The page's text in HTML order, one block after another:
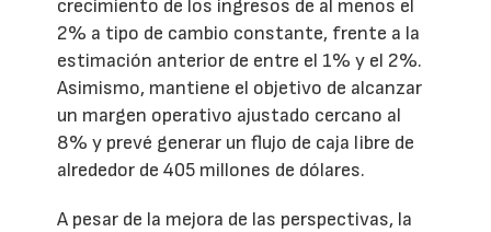
crecimiento de los ingresos de al menos el
2% a tipo de cambio constante, frente a la
estimación anterior de entre el 1% y el 2%.
Asimismo, mantiene el objetivo de alcanzar
un margen operativo ajustado cercano al
8% y prevé generar un flujo de caja libre de
alrededor de 405 millones de dólares.
A pesar de la mejora de las perspectivas, la